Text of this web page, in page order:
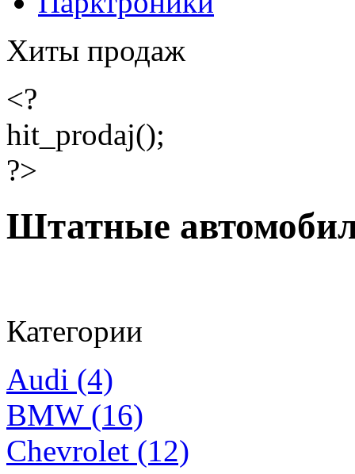
Хиты продаж
<?
hit_prodaj();
?>
Штатные
Категории
Audi (4)
BMW (16)
Chevrolet (12)